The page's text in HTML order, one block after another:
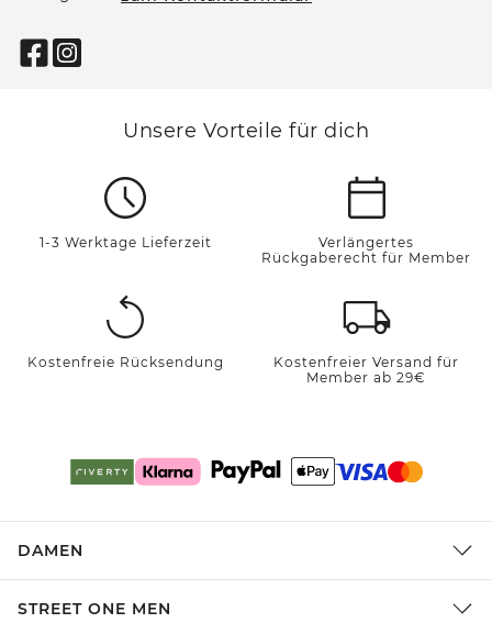
Unsere Vorteile für dich
1-3 Werktage Lieferzeit
Verlängertes
Rückgaberecht für Member
Kostenfreie Rücksendung
Kostenfreier Versand für
Member ab 29€
DAMEN
STREET ONE MEN